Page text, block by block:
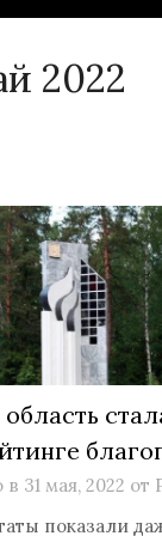
2022
в 31 мая, 2022 от
показали